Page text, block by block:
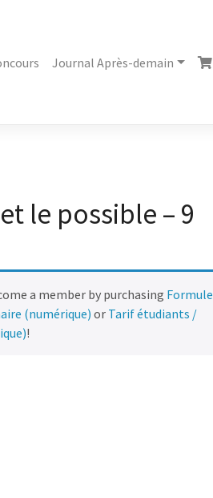
Journal Après-demain
le possible – 9
a member by purchasing Formule
(numérique) or Tarif étudiants /
!